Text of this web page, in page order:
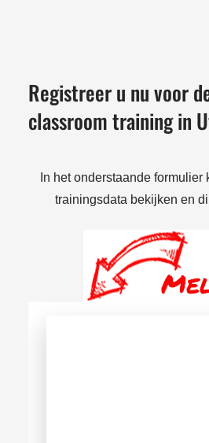
Registreer u nu voor
classroom training in
In het onderstaande
trainingsdata bekijken en